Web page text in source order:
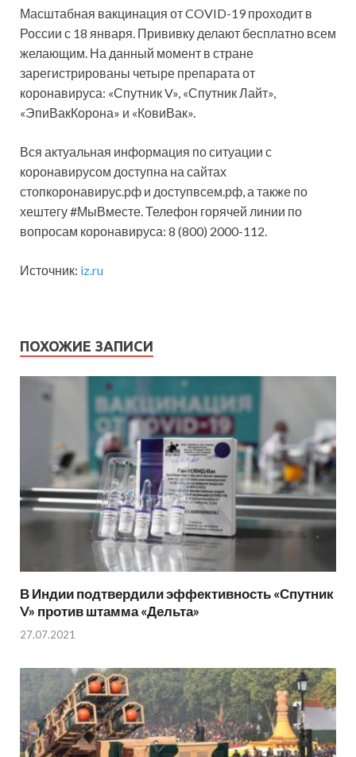
Масштабная вакцинация от COVID-19 проходит в
России с 18 января. Прививку делают бесплатно всем
желающим. На данный момент в стране
зарегистрированы четыре препарата от
коронавируса: «Спутник V», «Спутник Лайт»,
«ЭпиВакКорона» и «КовиВак».
Вся актуальная информация по ситуации с
коронавирусом доступна на сайтах
стопкоронавирус.рф и доступвсем.рф, а также по
хештегу #МыВместе. Телефон горячей линии по
вопросам коронавируса: 8 (800) 2000-112.
Источник: iz.ru
ПОХОЖИЕ ЗАПИСИ
В Индии подтвердили эффективность «Спутник
V» против штамма «Дельта»
27.07.2021